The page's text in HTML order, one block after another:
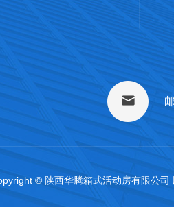
© 陕西华腾箱式活动房有限公司